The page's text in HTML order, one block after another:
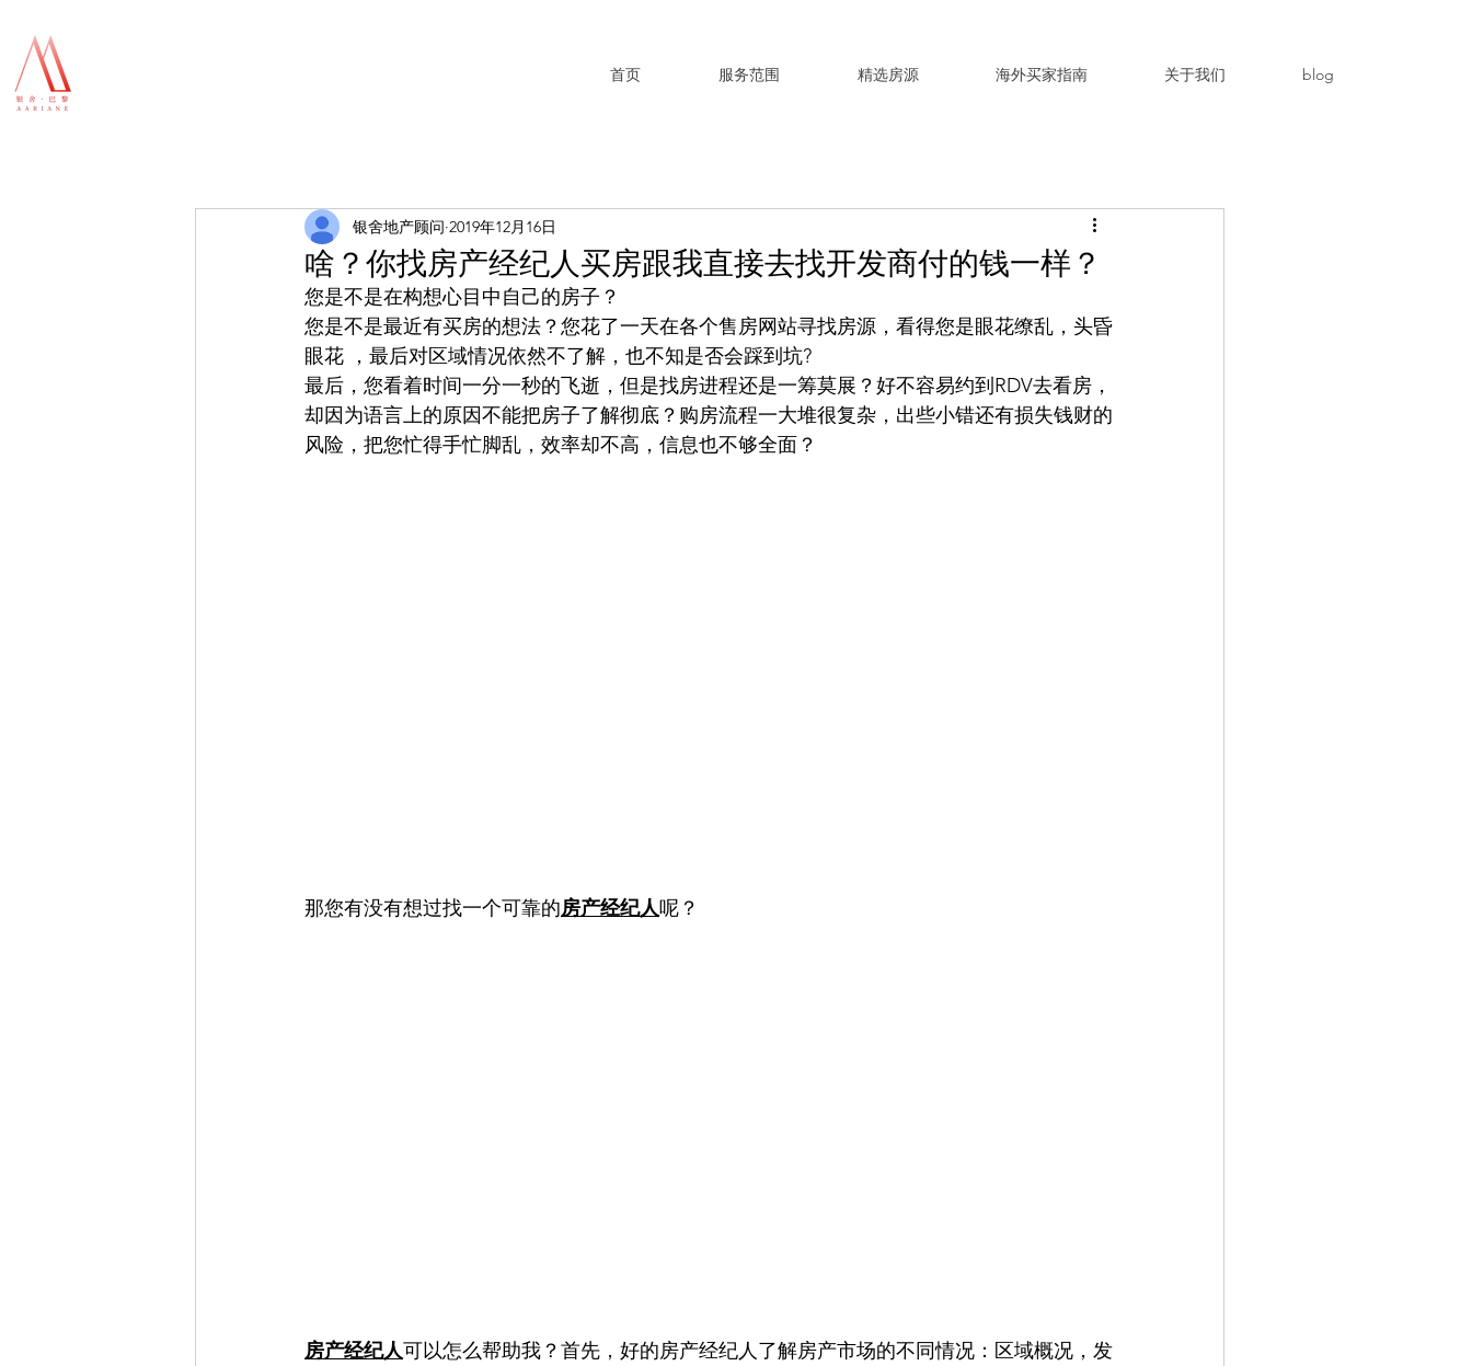
首页 服务范围 精选房源 海外买家指南 关于我们 blog
啥？你找房产经纪人买房跟我直接去找开发商付的钱一样？
银舍地产顾问 2019年12月16日
您是不是在构想心目中自己的房子？
您是不是最近有买房的想法？您花了一天在各个售房网站寻找房源，看得您是眼花缭乱，头昏
眼花 ，最后对区域情况依然不了解，也不知是否会踩到坑?
最后，您看着时间一分一秒的飞逝，但是找房进程还是一筹莫展？好不容易约到RDV去看房，
却因为语言上的原因不能把房子了解彻底？购房流程一大堆很复杂，出些小错还有损失钱财的
风险，把您忙得手忙脚乱，效率却不高，信息也不够全面？
那您有没有想过找一个可靠的房产经纪人呢？
房产经纪人可以怎么帮助我？首先，好的房产经纪人了解房产市场的不同情况：区域概况，发